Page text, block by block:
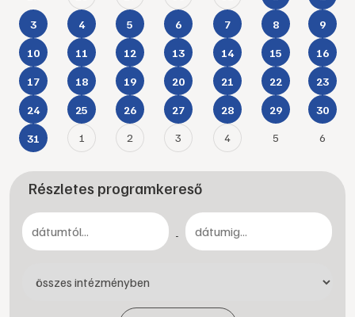
3 4 5 6 7 8 9
10 11 12 13 14 15 16
17 18 19 20 21 22 23
24 25 26 27 28 29 30
31 1 2 3 4 5 6
Részletes programkereső
-